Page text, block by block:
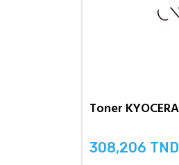
Prix
308,206 TND